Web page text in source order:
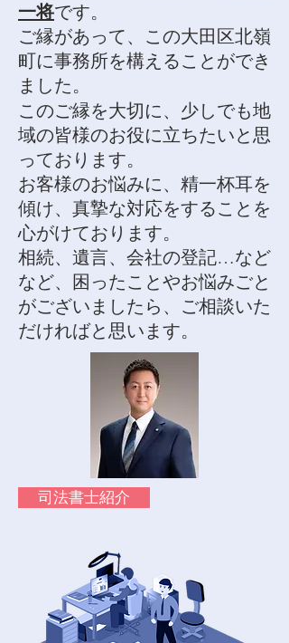
一将です。
ご縁があって、この大田区北嶺
町に事務所を構えることができ
ました。
​このご縁を大切に、少しでも地
域の皆様のお役に立ちたいと思
っております。
お客様のお悩みに、精一杯耳を
傾け、真摯な対応をすることを
心がけております。​
​相続、遺言、会社の登記…など
など、困ったことやお悩みごと
がございましたら、ご相談いた
だければと思います。
司法書士紹介